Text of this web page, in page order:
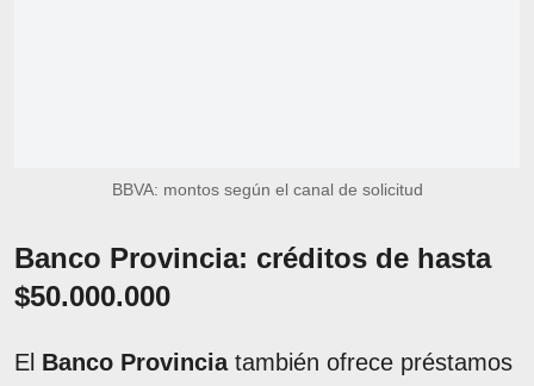
BBVA: montos según el canal de solicitud
Banco Provincia: créditos de hasta
$50.000.000
El Banco Provinciatambién ofrece préstamos